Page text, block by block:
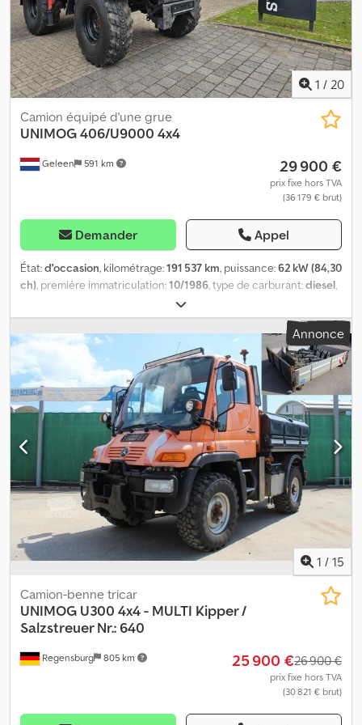
raccordements d’huile pour balayeuse et chasse-neige 1 attelage
et 1 attelage à boule Le véhicule est en parfait état Vidéos
disponibles sur : Sous réserve d’erreurs, d’omissions et de vente
entre-temps.
1 / 20
Geleen 591 km
Camion équipé d'une grue
UNIMOG406/U9000 4x4
29 900 €
prix fixe hors TVA
(36 179 € brut)
Demander Appel
État:d'occasion, kilométrage:191 537 km, puissance:62 kW (84,30
ch), première immatriculation:10/1986, type de carburant:diesel,
rouge
mécanique, nombre de sièges:2, largeur totale:2 000 mm,
hauteur totale:2 850 mm, Année de construction:1986
Équipement:
grue
, Unimog 406/U900 4x4 Moteur : 6 cylindres, 84
ch, diesel Première immatriculation Boîte de vitesses mécanique
à 4 rapports avec 2 groupes 191 537 km Numéro de série :
40612110009837 Pneus : 14,00 R20, environ 90 % Empattement :
238 cm Réservoir de 65 litres Suspension à ressorts hélicoïdaux
Poids total : 5 800 kg, poids à vide : 4 800 kg, charge utile : 800 kg
Grue : HMF 353 K2 Année de construction : 1989 Capacité : 1,85 m :
1 475 kg - 3,27 m : 840 kg - 4,52 m : 590 kg - 5,75 m : 465 kg Treuil
hydraulique Prise de force avec raccords d’huile pour balayeuse
et chasse-neige 1 attelage de remorque et 1 attelage à boule
Véhicule en parfait état Vidéos disponibles sur : Erreurs/fautes de
frappe et vente préalable réservées. Dsdotrb Imepfx Aaisck
Annonce
1 / 15
Regensburg 805 km
Camion-benne tricar
UNIMOG U300 4x4 - MULTI Kipper /
Salzstreuer Nr.: 640
25 900 €26 900 €
prix fixe hors TVA
(30 821 € brut)